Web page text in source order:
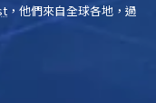
，他們來自全球各地，過